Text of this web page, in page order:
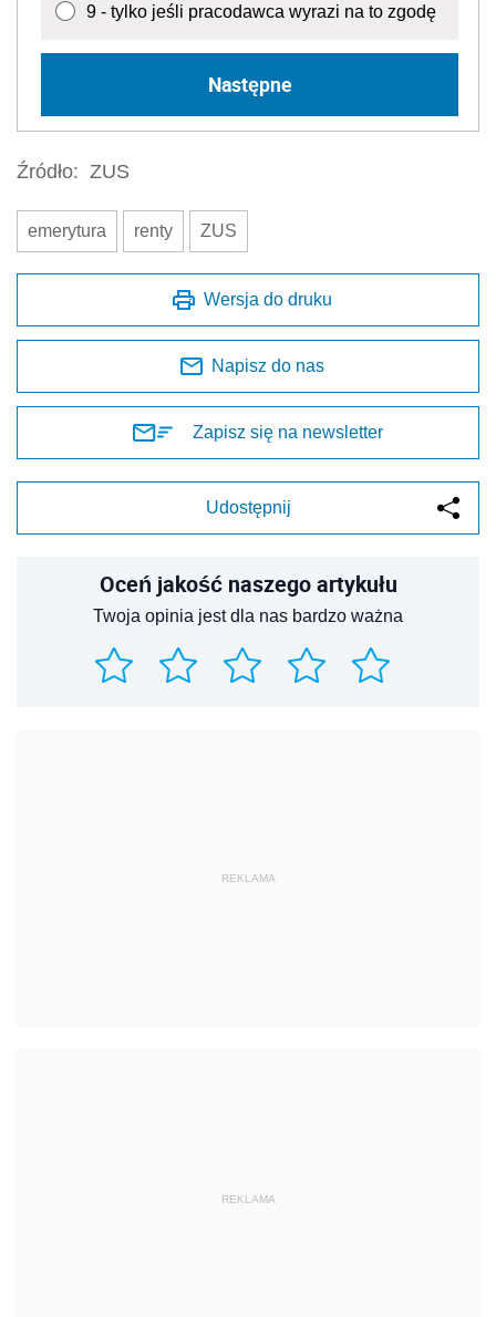
9 - tylko jeśli pracodawca wyrazi na to zgodę
Następne
Źródło: ZUS
emerytura renty ZUS
Wersja do druku
Napisz do nas
Zapisz się na newsletter
Udostępnij
Oceń jakość naszego artykułu
Twoja opinia jest dla nas bardzo ważna
REKLAMA
REKLAMA